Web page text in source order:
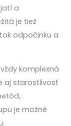
a
je tiež
odpočinku a
komplexná
aj starostlivosť
je možné